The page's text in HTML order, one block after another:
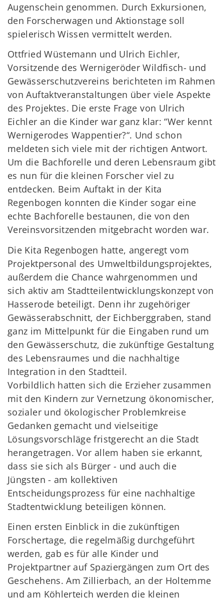
Augenschein genommen. Durch Exkursionen,
den Forscherwagen und Aktionstage soll
spielerisch Wissen vermittelt werden.
Ottfried Wüstemann und Ulrich Eichler,
Vorsitzende des Wernigeröder Wildfisch- und
Gewässerschutzvereins berichteten im Rahmen
von Auftaktveranstaltungen über viele Aspekte
des Projektes. Die erste Frage von Ulrich
Eichler an die Kinder war ganz klar: “Wer kennt
Wernigerodes Wappentier?“. Und schon
meldeten sich viele mit der richtigen Antwort.
Um die Bachforelle und deren Lebensraum gibt
es nun für die kleinen Forscher viel zu
entdecken. Beim Auftakt in der Kita
Regenbogen konnten die Kinder sogar eine
echte Bachforelle bestaunen, die von den
Vereinsvorsitzenden mitgebracht worden war.
Die Kita Regenbogen hatte, angeregt vom
Projektpersonal des Umweltbildungsprojektes,
außerdem die Chance wahrgenommen und
sich aktiv am Stadtteilentwicklungskonzept von
Hasserode beteiligt. Denn ihr zugehöriger
Gewässerabschnitt, der Eichberggraben, stand
ganz im Mittelpunkt für die Eingaben rund um
den Gewässerschutz, die zukünftige Gestaltung
des Lebensraumes und die nachhaltige
Integration in den Stadtteil.
Vorbildlich hatten sich die Erzieher zusammen
mit den Kindern zur Vernetzung ökonomischer,
sozialer und ökologischer Problemkreise
Gedanken gemacht und vielseitige
Lösungsvorschläge fristgerecht an die Stadt
herangetragen. Vor allem haben sie erkannt,
dass sie sich als Bürger - und auch die
Jüngsten - am kollektiven
Entscheidungsprozess für eine nachhaltige
Stadtentwicklung beteiligen können.
Einen ersten Einblick in die zukünftigen
Forschertage, die regelmäßig durchgeführt
werden, gab es für alle Kinder und
Projektpartner auf Spaziergängen zum Ort des
Geschehens. Am Zillierbach, an der Holtemme
und am Köhlerteich werden die kleinen